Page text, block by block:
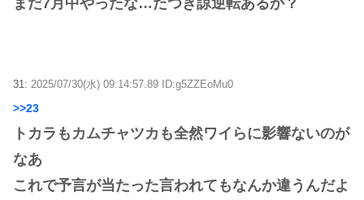
31: 2025/07/30(水) 09:14:57.89 ID:g5ZZEoMu0
>>23
トカラもカムチャツカも全然ワイらに影響ないのが
なあ
これで予言が当たった言われてもなんか違うんだよ